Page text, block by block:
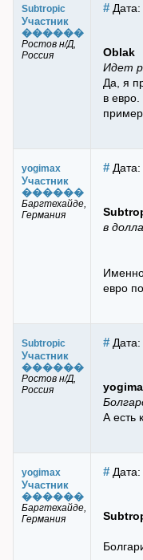
Subtropic
Участник
������
Ростов н/Д,
Россия
#
Oblak
Идет
Да, я
в
yogimax
Участник
������
Баргтехайде,
Германия
#
в
евро
Subtropic
Участник
������
Ростов н/Д,
Россия
#
А есть
yogimax
Участник
������
Баргтехайде,
Германия
#